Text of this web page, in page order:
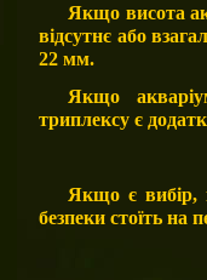
Якщо висота
відсутнє або
22 мм.
Якщо
триплексу є
Якщо є вибір,
безпеки стоїть на